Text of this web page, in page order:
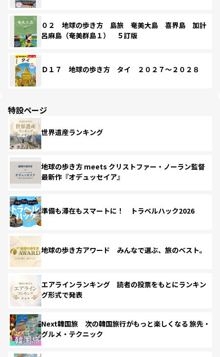
０２ 地球の歩き方 島旅 奄美大島 喜界島 加計
呂麻島（奄美群島１） ５訂版
Ｄ１７ 地球の歩き方 タイ ２０２７～２０２８
特設ページ
世界遺産ランキング
地球の歩き方 meets クリストファー・ノーラン監督
最新作『オデュッセイア』
準備も滞在もスマートに！ トラベルハック2026
地球の歩き方アワード みんなで選ぶ、旅のベスト。
エアラインランキング 読者の投票をもとにランキン
グ形式で発表
Next韓国旅 次の韓国旅行がもっと楽しくなる 旅先・
グルメ・テクニック